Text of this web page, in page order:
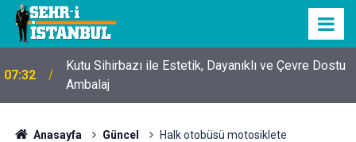
07:32
Kutu Sihirbazı ile Estetik, Dayanıklı ve Çevre Dostu
Ambalaj
Anasayfa Güncel
Halk otobüsü motosiklete